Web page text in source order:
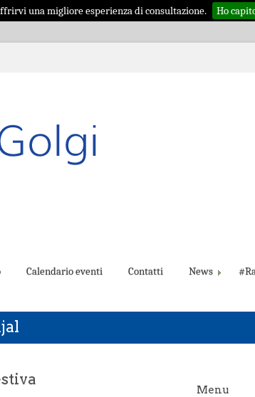
una migliore esperienza di consultazione. Ho
Calendario eventi Contatti News
Menu